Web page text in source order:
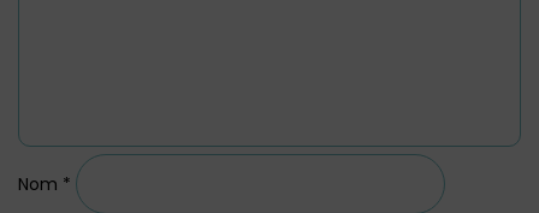
Nom *